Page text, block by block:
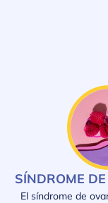
El síndrome de